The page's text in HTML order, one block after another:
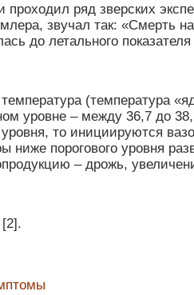
ряд зверских
звучал так: «Смерть
до летального
(температура
уровне – между 36,7 до
то инициируются
ниже порогового уровня
– дрожь,